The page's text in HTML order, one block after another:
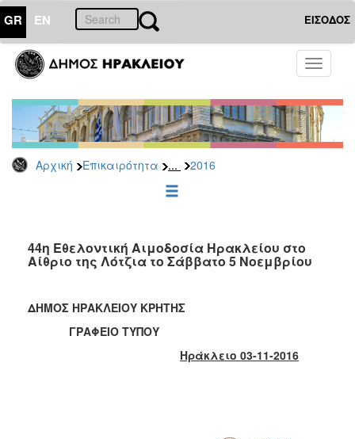
GR EN ΕΙΣΟΔΟΣ
Toggle
Αρχική Επικαιρότητα ... 2016
ΕΠΙΚΑΙΡΟΤΗΤΑ
Τύπου
Αρχείο
2026
2025
2022
2021
2019
2018
44η Εθελοντική Αιμοδοσία Ηρακλείου στο
Αίθριο της Λότζια το Σάββατο 5 Νοεμβρίου
ΔΗΜΟΣ ΗΡΑΚΛΕΙΟΥ ΚΡΗΤΗΣ
ΓΡΑΦΕΙΟ ΤΥΠΟΥ
Ηράκλειο 03-11-2016